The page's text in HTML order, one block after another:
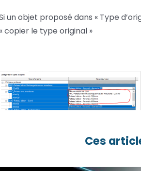
un objet proposé dans « Type
« copier le type original »
Ces